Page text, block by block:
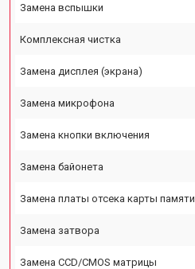
Замена вспышки
Комплексная чистка
Замена дисплея (экрана)
Замена микрофона
Замена кнопки включения
Замена байонета
Замена платы отсека карты памяти
Замена затвора
Замена CCD/CMOS матрицы